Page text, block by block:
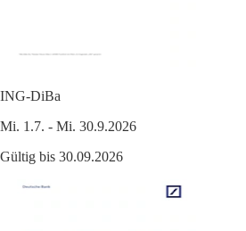
ING-DiBa
Mi. 1.7. - Mi. 30.9.2026
Gültig bis 30.09.2026